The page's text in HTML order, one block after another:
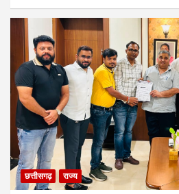
छत्तीसगढ़ राज्य